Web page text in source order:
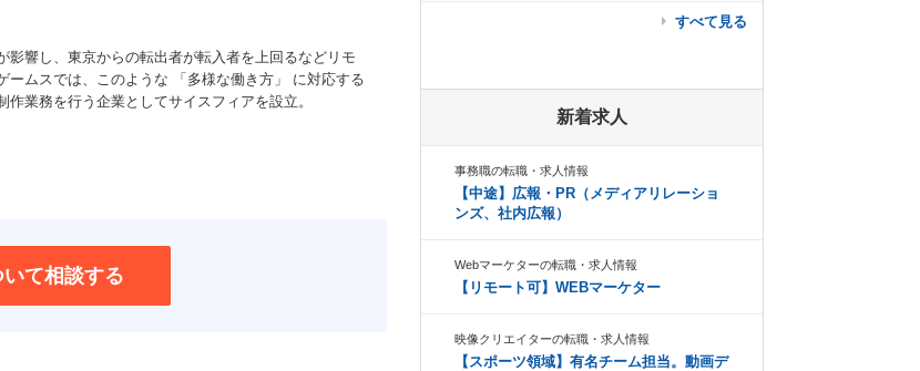
影響し、東京からの転出者が転入者を上回るなどリモ
ームスでは、このような 「多様な働き方」 に対応する
業務を行う企業としてサイスフィアを設立。
て相談する
すべて見る
新着求人
事務職の転職・求人情報
【中途】広報・PR（メディアリレーショ
ンズ、社内広報）
Webマーケターの転職・求人情報
【リモート可】WEBマーケター
映像クリエイターの転職・求人情報
【スポーツ領域】有名チーム担当。動画デ